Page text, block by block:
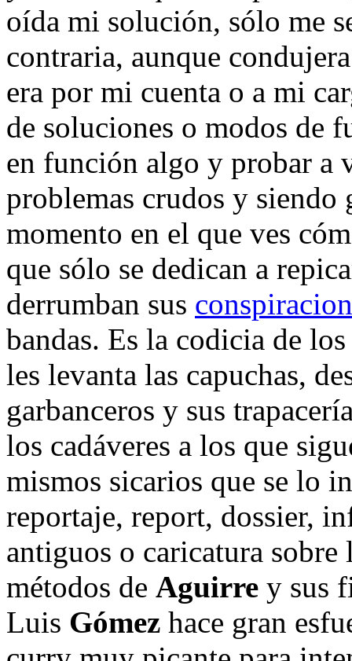
oída mi solución, sólo me
contraria, aunque
era por mi cuenta o a mi
de soluciones o modos de
en función algo y probar a
problemas crudos y siendo
momento en el que ves
que sólo se dedican a
derrumban sus conspiracion
bandas. Es la codicia de
les levanta las capuchas,
garbanceros y sus
los cadáveres a los que
mismos sicarios que se lo
reportaje, report, dossier,
antiguos o caricatura sobre
métodos de Aguirre y sus
Luis Gómez hace gran